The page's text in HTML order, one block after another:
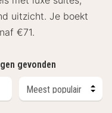
uitzicht. Je boekt
€71.
gevonden